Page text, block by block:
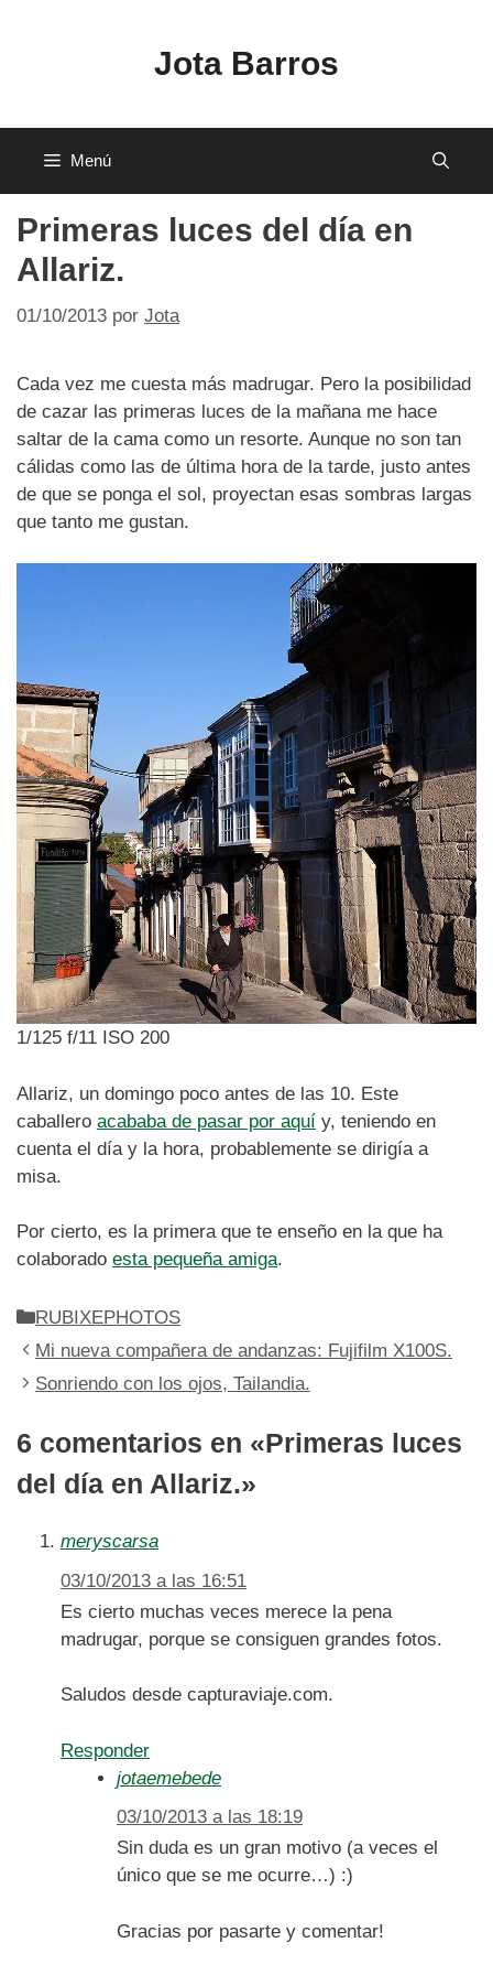
Jota Barros
Menú
Primeras luces del día en
Allariz.
01/10/2013 por Jota
Cada vez me cuesta más madrugar. Pero la posibilidad
de cazar las primeras luces de la mañana me hace
saltar de la cama como un resorte. Aunque no son tan
cálidas como las de última hora de la tarde, justo antes
de que se ponga el sol, proyectan esas sombras largas
que tanto me gustan.
1/125 f/11 ISO 200
Allariz, un domingo poco antes de las 10. Este
caballero acababa de pasar por aquí y, teniendo en
cuenta el día y la hora, probablemente se dirigía a
misa.
Por cierto, es la primera que te enseño en la que ha
colaborado esta pequeña amiga.
Categorías
RUBIXEPHOTOS
Mi nueva compañera de andanzas: Fujifilm X100S.
Sonriendo con los ojos, Tailandia.
6 comentarios en «Primeras luces
del día en Allariz.»
meryscarsa
03/10/2013 a las 16:51
Es cierto muchas veces merece la pena
madrugar, porque se consiguen grandes fotos.
Saludos desde capturaviaje.com.
Responder
jotaemebede
03/10/2013 a las 18:19
Sin duda es un gran motivo (a veces el
único que se me ocurre…) :)
Gracias por pasarte y comentar!